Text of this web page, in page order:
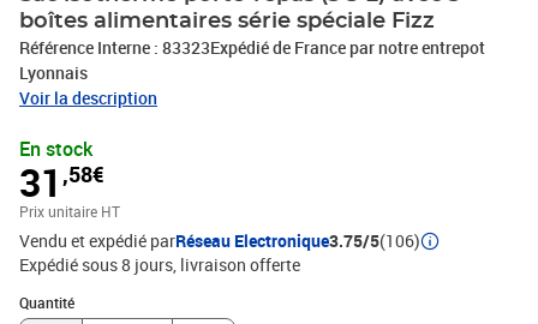
boîtes alimentaires série spéciale Fizz
Référence Interne : 83323Expédié de France par notre entrepot
Lyonnais
Voir la description
En stock
31 ,58€
Prix unitaire HT
Vendu et expédié parRéseau Electronique3.75/5(106)
Expédié sous 8 jours livraison offerte
Quantité
Quantité : 1